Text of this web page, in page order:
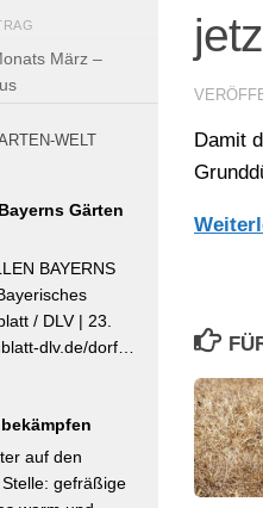
Damit
März –
WELT
Gärten
BAYERNS
/ DLV | 23.
dlv.de/dorf-
2026 wurde die
— eine
rosa
auf den
gefräßige